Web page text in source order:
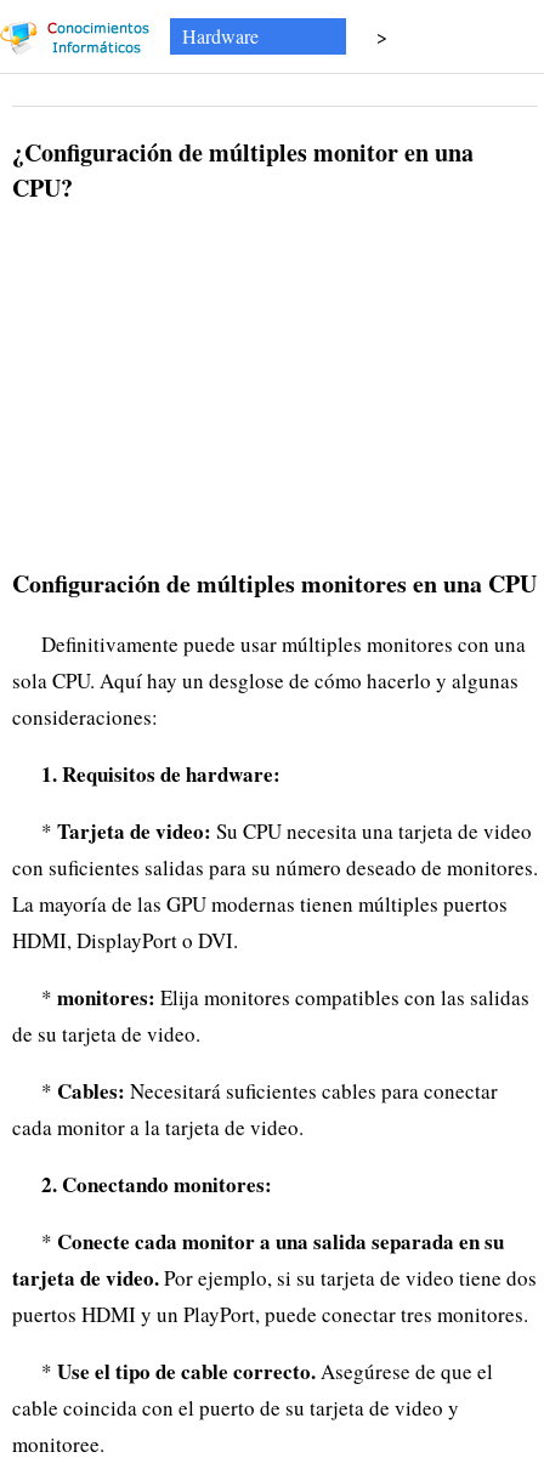
Hardware >
¿Configuración de múltiples monitor en una
CPU?
Configuración de múltiples monitores en una CPU
Definitivamente puede usar múltiples monitores con una
sola CPU. Aquí hay un desglose de cómo hacerlo y algunas
consideraciones:
1. Requisitos de hardware:
* Tarjeta de video: Su CPU necesita una tarjeta de video
con suficientes salidas para su número deseado de monitores.
La mayoría de las GPU modernas tienen múltiples puertos
HDMI, DisplayPort o DVI.
* monitores: Elija monitores compatibles con las salidas
de su tarjeta de video.
* Cables: Necesitará suficientes cables para conectar
cada monitor a la tarjeta de video.
2. Conectando monitores:
* Conecte cada monitor a una salida separada en su
tarjeta de video.Por ejemplo, si su tarjeta de video tiene dos
puertos HDMI y un PlayPort, puede conectar tres monitores.
* Use el tipo de cable correcto. Asegúrese de que el
cable coincida con el puerto de su tarjeta de video y
monitoree.